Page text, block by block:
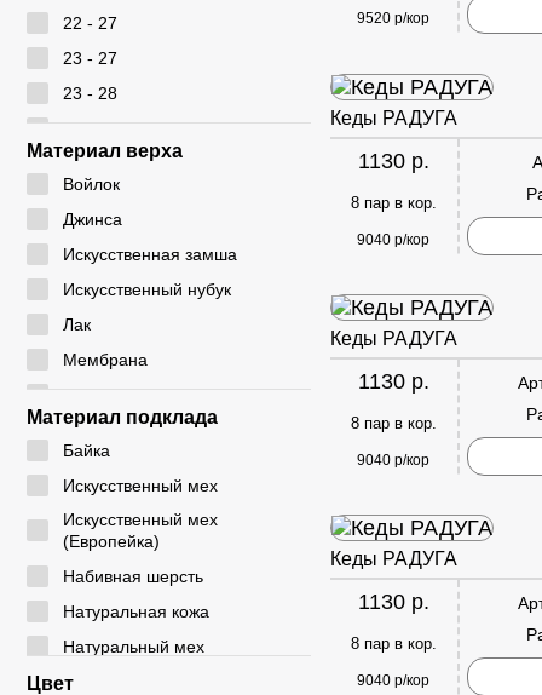
CM
CYCY
DADA
DICNI
DINO ALBAT
DUOLE
EIE
ELENA
EX-TIM
FAFALA
FASHION
G. ROSE
22 - 27
23 - 27
23 - 28
24 - 28
24 - 29
26 - 30
26 - 31
27 - 32
28 - 33
29 - 33
29 - 36
30 - 35
30 - 37
31 - 35
31 - 36
31 - 37
31 - 38
Материал верха
Войлок
Джинса
Искусственная замша
Искусственный нубук
Лак
Мембрана
Натуральная замша
Натуральная кожа
Резина
Резинка
Текстиль
ЭВА
Экокожа
Материал подклада
Байка
Искусственный мех
Искусственный мех
(Европейка)
Набивная шерсть
Натуральная кожа
Натуральный мех
Натуральный мех
Цвет
9520 р/кор
Кеды РАДУГА
1130 р.
8 пар в кор.
9040 р/кор
Кеды РАДУГА
1130 р.
8 пар в кор.
9040 р/кор
Кеды РАДУГА
1130 р.
8 пар в кор.
9040 р/кор